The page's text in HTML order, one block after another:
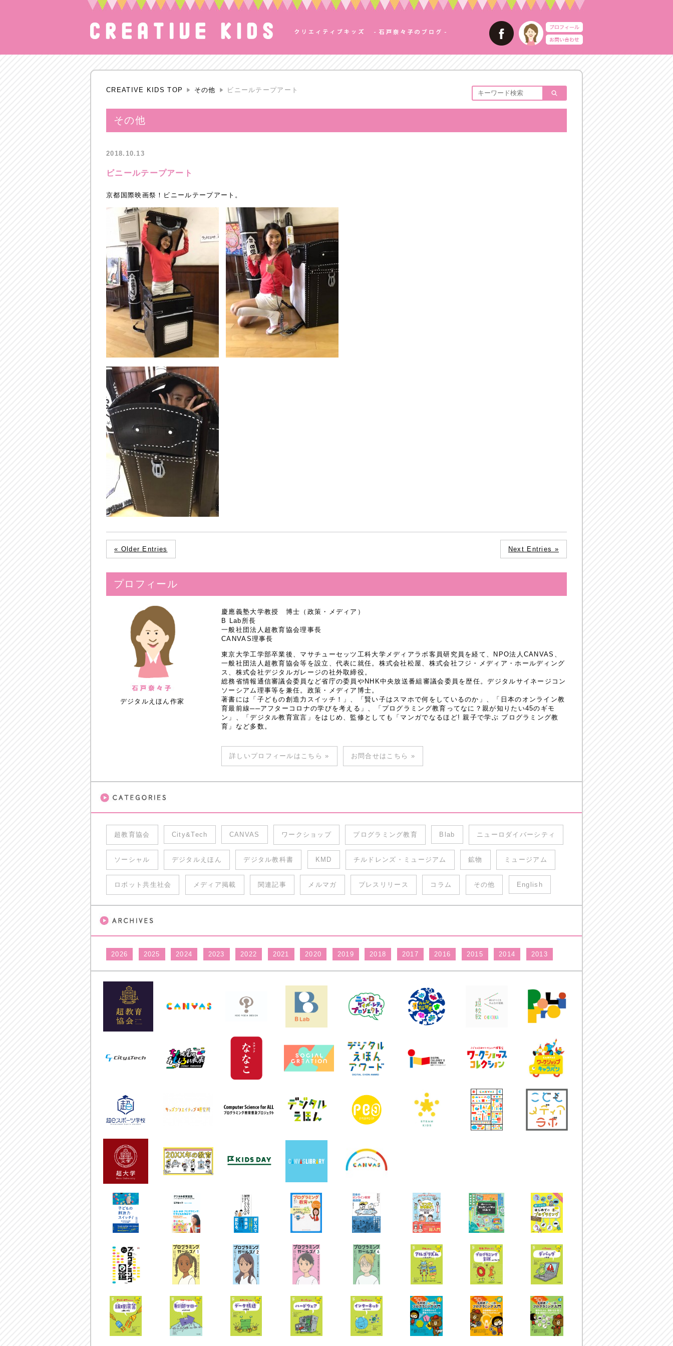
CREATIVE KIDS TOP その他 ビニールテープアート
その他
2018.10.13
ビニールテープアート
京都国際映画祭！ビニールテープアート。
« Older Entries Next Entries »
プロフィール
デジタルえほん作家
慶應義塾大学教授 博士（政策・メディア）
B Lab所長
一般社団法人超教育協会理事長
CANVAS理事長
東京大学工学部卒業後、マサチューセッツ工科大学メディアラボ客員研究員を経て、NPO法人CANVAS、
一般社団法人超教育協会等を設立、代表に就任。株式会社松屋、株式会社フジ・メディア・ホールディング
ス、株式会社デジタルガレージの社外取締役。
総務省情報通信審議会委員など省庁の委員やNHK中央放送番組審議会委員を歴任。デジタルサイネージコン
ソーシアム理事等を兼任。政策・メディア博士。
著書には「子どもの創造力スイッチ！」、「賢い子はスマホで何をしているのか」、「日本のオンライン教
育最前線──アフターコロナの学びを考える」、「プログラミング教育ってなに？親が知りたい45のギモ
ン」、「デジタル教育宣言」をはじめ、監修としても「マンガでなるほど! 親子で学ぶ プログラミング教
育」など多数。
詳しいプロフィールはこちら » お問合せはこちら »
超教育協会 City&Tech CANVAS ワークショップ プログラミング教育 Blab ニューロダイバーシティ
ソーシャル デジタルえほん デジタル教科書 KMD チルドレンズ・ミュージアム 鉱物 ミュージアム
ロボット共生社会 メディア掲載 関連記事 メルマガ プレスリリース コラム その他 English
2026 2025 2024 2023 2022 2021 2020 2019 2018 2017 2016 2015 2014 2013